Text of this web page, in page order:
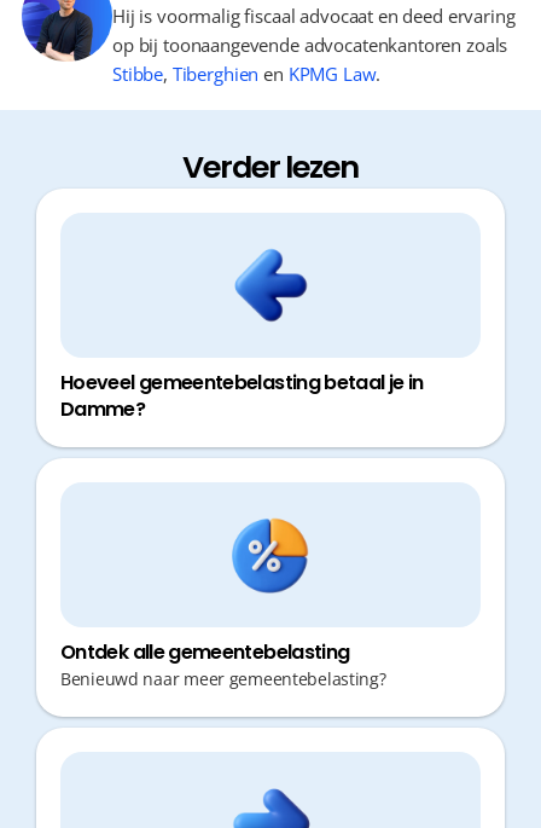
Hij is voormalig fiscaal advocaat en deed ervaring
op bij toonaangevende advocatenkantoren zoals
Stibbe, Tiberghien en KPMG Law.
Verder lezen
Hoeveel gemeentebelasting betaal je in
Damme?
Ontdek alle gemeentebelasting
Benieuwd naar meer gemeentebelasting?